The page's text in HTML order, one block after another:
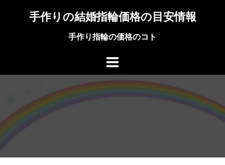
へ
手作りの結婚指輪価格の目安情報
手作り指輪の価格のコト